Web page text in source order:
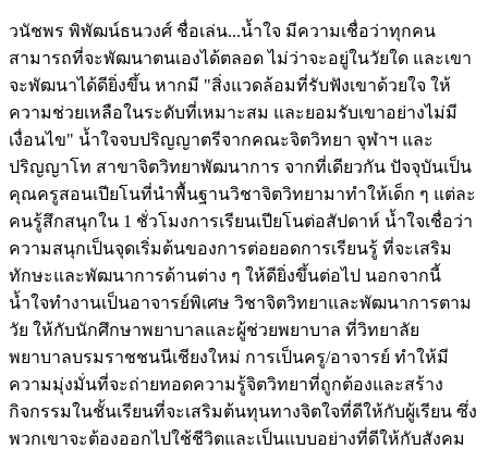
วนัชพร พิพัฒน์ธนวงศ์ ชื่อเล่น...น้ำใจ มีความเชื่อว่าทุกคน
สามารถที่จะพัฒนาตนเองได้ตลอด ไม่ว่าจะอยู่ในวัยใด และเขา
จะพัฒนาได้ดียิ่งขึ้น หากมี "สิ่งแวดล้อมที่รับฟังเขาด้วยใจ ให้
ความช่วยเหลือในระดับที่เหมาะสม และยอมรับเขาอย่างไม่มี
เงื่อนไข" น้ำใจจบปริญญาตรีจากคณะจิตวิทยา จุฬาฯ และ
ปริญญาโท สาขาจิตวิทยาพัฒนาการ จากที่เดียวกัน ปัจจุบันเป็น
คุณครูสอนเปียโนที่นำพื้นฐานวิชาจิตวิทยามาทำให้เด็ก ๆ แต่ละ
คนรู้สึกสนุกใน 1 ชั่วโมงการเรียนเปียโนต่อสัปดาห์ น้ำใจเชื่อว่า
ความสนุกเป็นจุดเริ่มต้นของการต่อยอดการเรียนรู้ ที่จะเสริม
ทักษะและพัฒนาการด้านต่าง ๆ ให้ดียิ่งขึ้นต่อไป นอกจากนี้
น้ำใจทำงานเป็นอาจารย์พิเศษ วิชาจิตวิทยาและพัฒนาการตาม
วัย ให้กับนักศึกษาพยาบาลและผู้ช่วยพยาบาล ที่วิทยาลัย
พยาบาลบรมราชชนนีเชียงใหม่ การเป็นครู/อาจารย์ ทำให้มี
ความมุ่งมั่นที่จะถ่ายทอดความรู้จิตวิทยาที่ถูกต้องและสร้าง
กิจกรรมในชั้นเรียนที่จะเสริมต้นทุนทางจิตใจที่ดีให้กับผู้เรียน ซึ่ง
พวกเขาจะต้องออกไปใช้ชีวิตและเป็นแบบอย่างที่ดีให้กับสังคม